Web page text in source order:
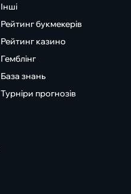
Інші
Рейтинг букмекерів
Рейтинг казино
Гемблінг
База знань
Турніри прогнозів